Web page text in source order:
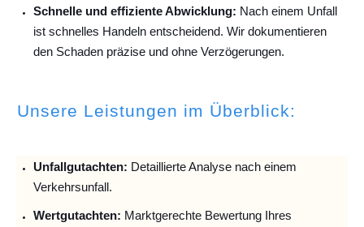
Schnelle und effiziente Abwicklung: Nach einem Unfall
ist schnelles Handeln entscheidend. Wir dokumentieren
den Schaden präzise und ohne Verzögerungen.
Unsere Leistungen im Überblick:
Unfallgutachten: Detaillierte Analyse nach einem
Verkehrsunfall.
Wertgutachten: Marktgerechte Bewertung Ihres